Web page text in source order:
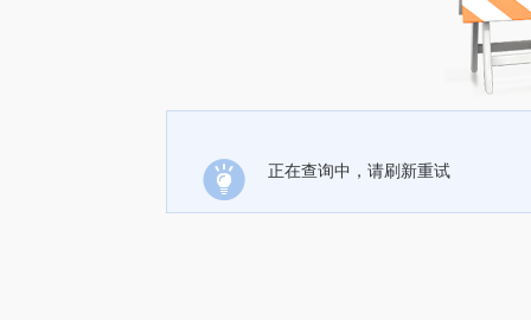
正在查询中，请刷新重试